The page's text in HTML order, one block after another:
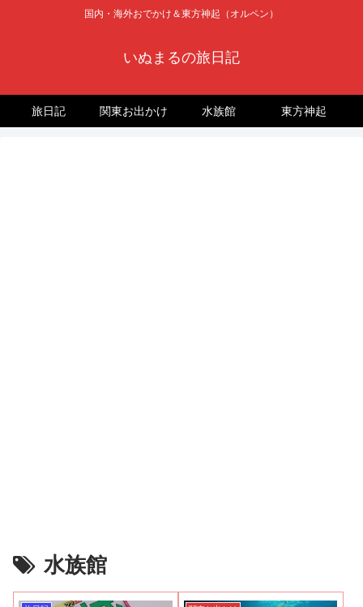
国内・海外おでかけ＆東方神起（オルペン）
いぬまるの旅日記
旅日記 関東お出かけ 水族館 東方神起
水族館